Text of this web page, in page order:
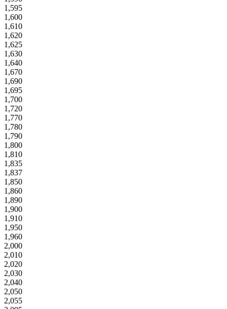
1,595
1,600
1,610
1,620
1,625
1,630
1,640
1,670
1,690
1,695
1,700
1,720
1,770
1,780
1,790
1,800
1,810
1,835
1,837
1,850
1,860
1,890
1,900
1,910
1,950
1,960
2,000
2,010
2,020
2,030
2,040
2,050
2,055